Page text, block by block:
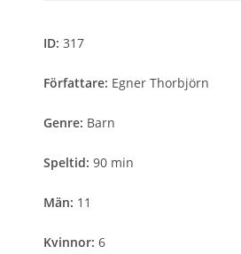
ID: 317
Författare: Egner Thorbjörn
Genre: Barn
Speltid: 90 min
Män: 11
Kvinnor: 6